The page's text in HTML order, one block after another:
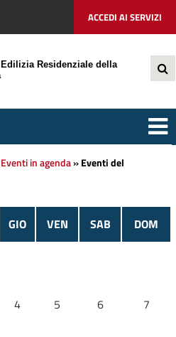
ACCEDI AI SERVIZI
Residenziale della
Eventi in agenda»Eventi del
GIO VEN SAB DOM
4 5 6 7